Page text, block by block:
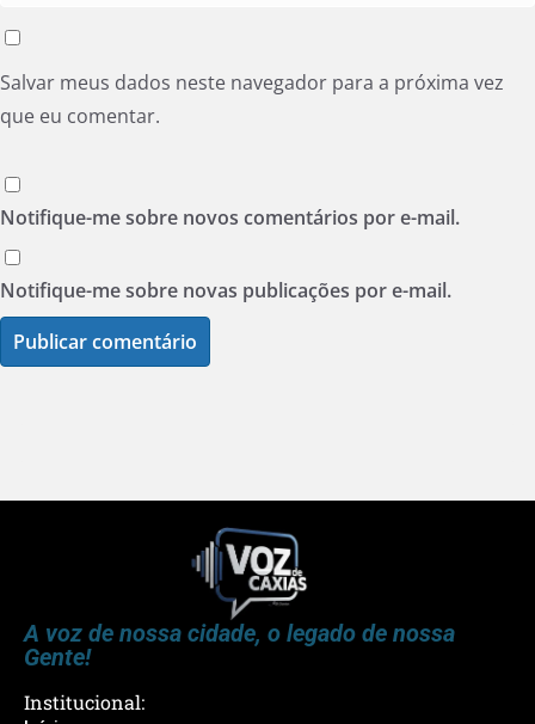
Salvar meus dados neste navegador para a próxima vez
que eu comentar.
Notifique-me sobre novos comentários por e-mail.
Notifique-me sobre novas publicações por e-mail.
A voz de nossa cidade, o legado de nossa
Gente!
Institucional: